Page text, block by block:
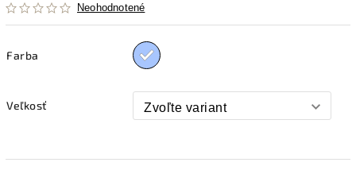
Neohodnotené
Farba
Veľkosť